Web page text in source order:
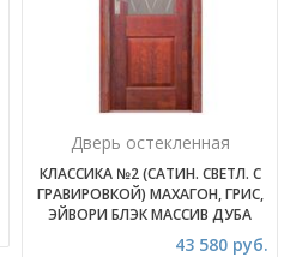
Дверь остекленная
КЛАССИКА №2 (САТИН. СВЕТЛ. С
ГРАВИРОВКОЙ) МАХАГОН, ГРИС,
ЭЙВОРИ БЛЭК МАССИВ ДУБА
43 580 руб.